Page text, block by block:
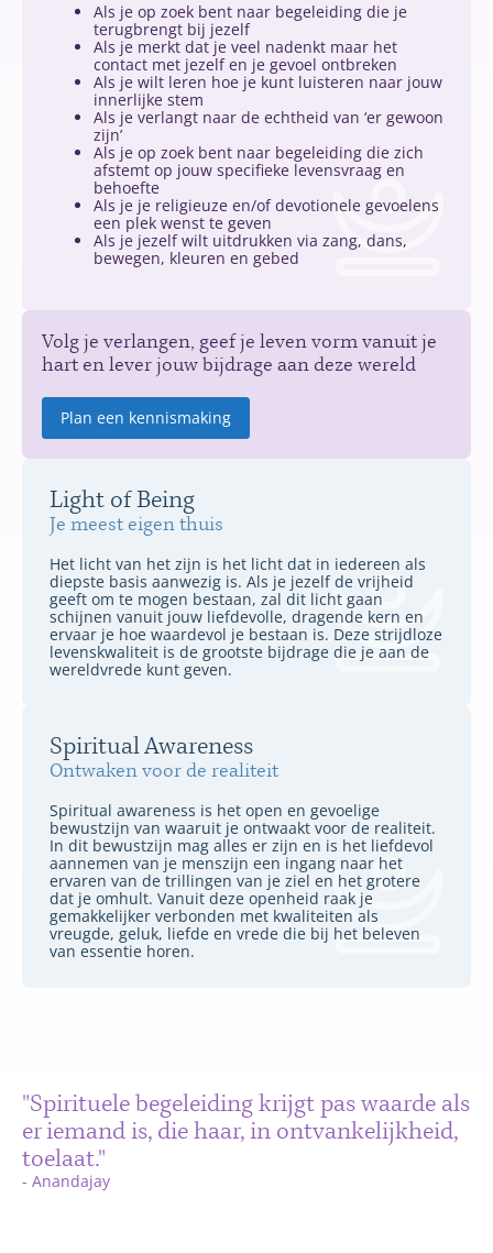
Als je op zoek bent naar begeleiding die je
terugbrengt bij jezelf
Als je merkt dat je veel nadenkt maar het
contact met jezelf en je gevoel ontbreken
Als je wilt leren hoe je kunt luisteren naar jouw
innerlijke stem
Als je verlangt naar de echtheid van ‘er gewoon
zijn’
Als je op zoek bent naar begeleiding die zich
afstemt op jouw specifieke levensvraag en
behoefte
Als je je religieuze en/of devotionele gevoelens
een plek wenst te geven
Als je jezelf wilt uitdrukken via zang, dans,
bewegen, kleuren en gebed
Volg je verlangen, geef je leven vorm vanuit je
hart en lever jouw bijdrage aan deze wereld
Plan een kennismaking
Light of Being
Je meest eigen thuis
Het licht van het zijn is het licht dat in iedereen als
diepste basis aanwezig is. Als je jezelf de vrijheid
geeft om te mogen bestaan, zal dit licht gaan
schijnen vanuit jouw liefdevolle, dragende kern en
ervaar je hoe waardevol je bestaan is. Deze strijdloze
levenskwaliteit is de grootste bijdrage die je aan de
wereldvrede kunt geven.
Spiritual Awareness
Ontwaken voor de realiteit
Spiritual awareness is het open en gevoelige
bewustzijn van waaruit je ontwaakt voor de realiteit.
In dit bewustzijn mag alles er zijn en is het liefdevol
aannemen van je menszijn een ingang naar het
ervaren van de trillingen van je ziel en het grotere
dat je omhult. Vanuit deze openheid raak je
gemakkelijker verbonden met kwaliteiten als
vreugde, geluk, liefde en vrede die bij het beleven
van essentie horen.
"Spirituele begeleiding krijgt pas waarde als
er iemand is, die haar, in ontvankelijkheid,
toelaat."
- Anandajay